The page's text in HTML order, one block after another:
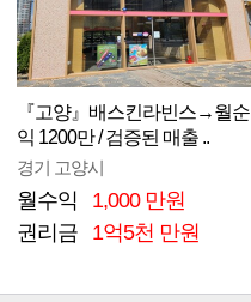
『고양』배스킨라빈스→월순
익 1200만 / 검증된 매출 ..
경기 고양시
월수익
1,000 만원
권리금 1억5천 만원